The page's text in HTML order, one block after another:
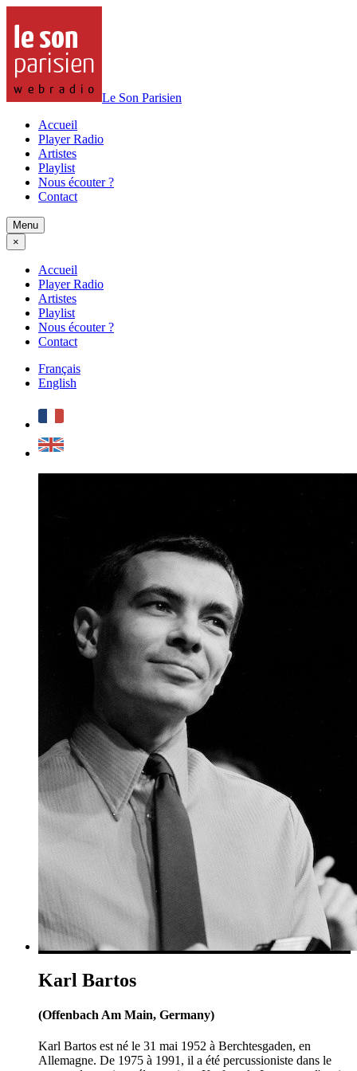
Le Son Parisien
Accueil
Player Radio
Artistes
Playlist
Nous écouter ?
Contact
Menu
×
Accueil
Player Radio
Artistes
Playlist
Nous écouter ?
Contact
Français
English
Karl Bartos
(Offenbach Am Main, Germany)
Karl Bartos est né le 31 mai 1952 à Berchtesgaden, en
Allemagne. De 1975 à 1991, il a été percussioniste dans le